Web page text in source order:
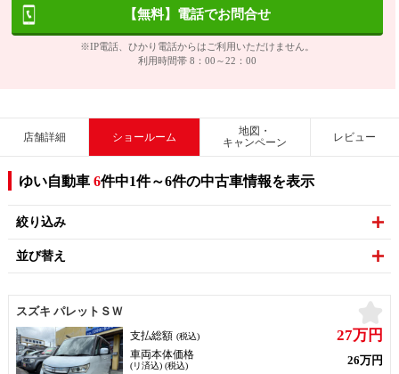
【無料】電話でお問合せ
※IP電話、ひかり電話からはご利用いただけません。
利用時間帯 8：00～22：00
店舗詳細 ショールーム
地図・
キャンペーン
レビュー
ゆい自動車6件中1件～6件の中古車情報を表示
絞り込み
並び替え
スズキ パレットＳＷ
支払総額 (税込) 27万円
車両本体価格
(リ済込) (税込) 26万円